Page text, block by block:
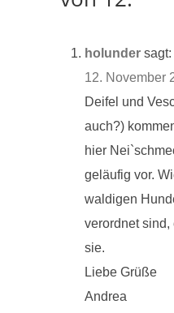
holunder sagt:
12. November
Deifel und
auch?)
hier
geläufig vor.
waldigen
verordnet
sie.
Liebe Grüße
Andrea